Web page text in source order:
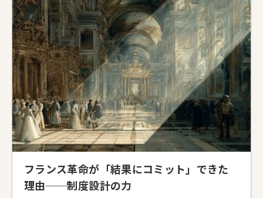
フランス革命が「結果にコミット」できた
理由──制度設計の力